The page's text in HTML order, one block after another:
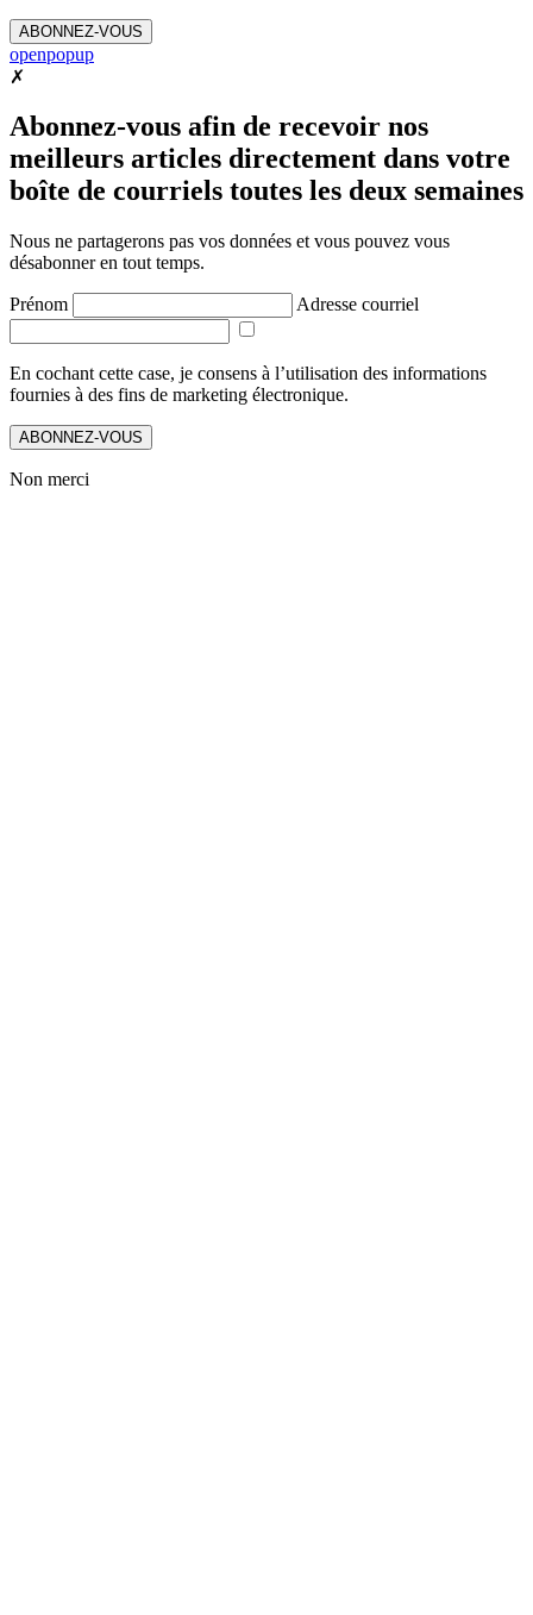
ABONNEZ-VOUS
openpopup
✗
Abonnez-vous afin de recevoir nos
meilleurs articles directement dans votre
boîte de courriels toutes les deux semaines
Nous ne partagerons pas vos données et vous pouvez vous
désabonner en tout temps.
Prénom Adresse courriel
En cochant cette case, je consens à l’utilisation des informations
fournies à des fins de marketing électronique.
ABONNEZ-VOUS
Non merci